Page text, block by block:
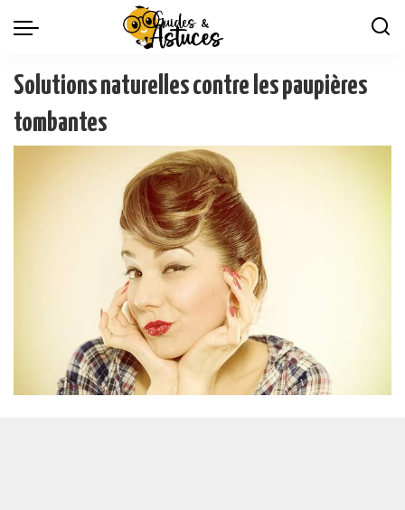
Solutions naturelles contre les paupières
tombantes